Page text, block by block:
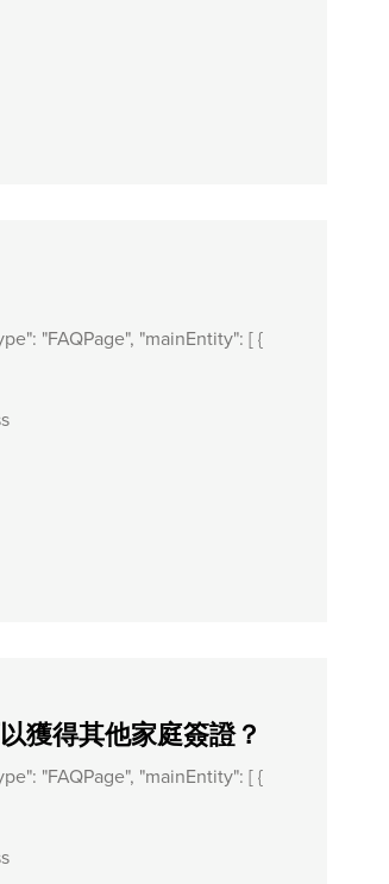
"FAQPage", "mainEntity": [ {
獲得其他家庭簽證？
"FAQPage", "mainEntity": [ {